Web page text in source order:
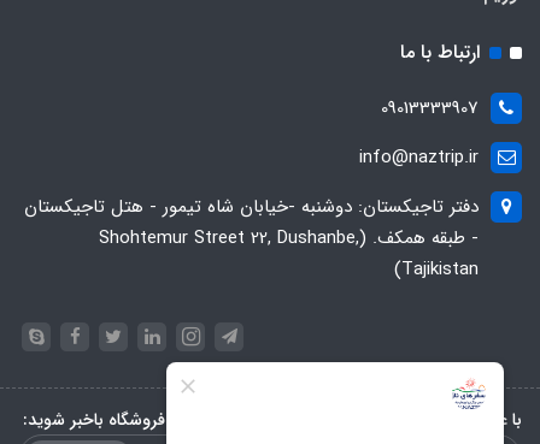
ارتباط با ما
09013333907
info@naztrip.ir
دفتر تاجیکستان: دوشنبه -خیابان شاه تیمور - هتل تاجیکستان
- طبقه همکف. (Shohtemur Street 22, Dushanbe,
Tajikistan)
با عضویت در خبرنامه، از تخفیف‌ها و جدیدترین‌های فروشگاه باخبر شوید: